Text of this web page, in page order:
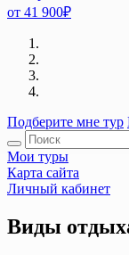
от 41 900₽
Подберите мне тур
Мои туры
Карта сайта
Личный кабинет
Виды